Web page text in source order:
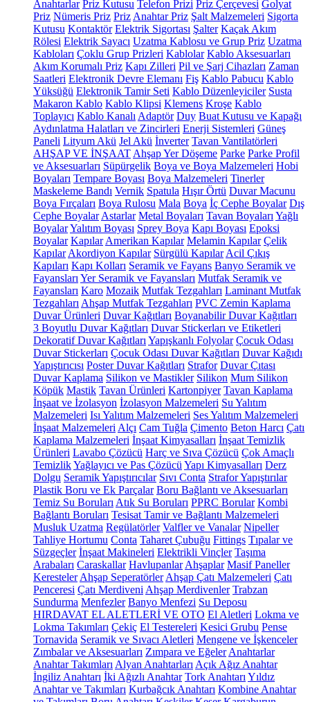
Anahtarlar Priz Kutusu Telefon Prizi Priz Çerçevesi Golyat
Priz Nümeris Priz Priz Anahtar Priz Şalt Malzemeleri Sigorta
Kutusu Kontaktör Elektrik Sigortası Şalter Kaçak Akım
Rölesi Elektrik Sayacı Uzatma Kablosu ve Grup Priz Uzatma
Kabloları Çoklu Grup Prizleri Kablolar Kablo Aksesuarları
Akım Korumalı Priz Kapı Zilleri Pil ve Şarj Cihazları Zaman
Saatleri Elektronik Devre Elemanı Fiş Kablo Pabucu Kablo
Yüksüğü Elektronik Tamir Seti Kablo Düzenleyiciler Susta
Makaron Kablo Kablo Klipsi Klemens Kroşe Kablo
Toplayıcı Kablo Kanalı Adaptör Duy Buat Kutusu ve Kapağı
Aydınlatma Halatları ve Zincirleri Enerji Sistemleri Güneş
Paneli Lityum Akü Jel Akü İnverter Tavan Vantilatörleri
AHŞAP VE İNŞAAT Ahşap Yer Döşeme Parke Parke Profil
ve Aksesuarları Süpürgelik Boya ve Boya Malzemeleri Hobi
Boyaları Tempare Boyası Boya Malzemeleri Tinerler
Maskeleme Bandı Vernik Spatula Hışır Örtü Duvar Macunu
Boya Fırçaları Boya Rulosu Mala Boya İç Cephe Boyalar Dış
Cephe Boyalar Astarlar Metal Boyaları Tavan Boyaları Yağlı
BoyalarYalıtım Boyası Sprey Boya Kapı Boyası Epoksi
Boyalar Kapılar Amerikan Kapılar Melamin Kapılar Çelik
Kapılar Akordiyon Kapılar Sürgülü Kapılar Acil Çıkış
Kapıları Kapı Kolları Seramik ve Fayans Banyo Seramik ve
Fayansları Yer Seramik ve Fayansları Mutfak Seramik ve
Fayansları Karo Mozaik Mutfak Tezgahları Laminant Mutfak
Tezgahları Ahşap Mutfak Tezgahları PVC Zemin Kaplama
Duvar Ürünleri Duvar Kağıtları Boyanabilir Duvar Kağıtları
3 Boyutlu Duvar Kağıtları Duvar Stickerları ve Etiketleri
Dekoratif Duvar Kağıtları Yapışkanlı Folyolar Çocuk Odası
Duvar Stickerları Çocuk Odası Duvar Kağıtları Duvar Kağıdı
Yapıştırıcısı Poster Duvar Kağıtları Strafor Duvar Çıtası
Duvar Kaplama Silikon ve Mastikler Silikon Mum Silikon
Köpük Mastik Tavan Ürünleri Kartonpiyer Tavan Kaplama
İnşaat ve İzolasyon İzolasyon Malzemeleri Su Yalıtım
Malzemeleri Isı Yalıtım Malzemeleri Ses Yalıtım Malzemeleri
İnşaat Malzemeleri Alçı Cam Tuğla Çimento Beton Harcı Çatı
Kaplama Malzemeleri İnşaat Kimyasalları İnşaat Temizlik
Ürünleri Lavabo Çözücü Harç ve Sıva Çözücü Çok Amaçlı
TemizlikYağlayıcı ve Pas Çözücü Yapı Kimyasalları Derz
Dolgu Seramik Yapıştırıcılar Sıvı Conta Strafor Yapıştırılar
Plastik Boru ve Ek Parçalar Boru Bağlantı ve Aksesuarları
Temiz Su Boruları Atık Su Boruları PPRC Borular Kombi
Bağlantı Boruları Tesisat Tamir ve Bağlantı Malzemeleri
Musluk Uzatma Regülatörler Valfler ve Vanalar Nipeller
Tahliye Hortumu Conta Taharet Çubuğu Fittings Tıpalar ve
Süzgeçler İnşaat Makineleri Elektrikli Vinçler Taşıma
Arabaları Caraskallar Havlupanlar Ahşaplar Masif Paneller
Keresteler Ahşap Seperatörler Ahşap Çatı Malzemeleri Çatı
Penceresi Çatı Merdiveni Ahşap Merdivenler Trabzan
Sundurma Menfezler Banyo Menfezi Su Deposu
HIRDAVAT EL ALETLERİ VE OTO El Aletleri Lokma ve
Lokma Takımları Çekiç El Testereleri Kesici Grubu Pense
Tornavida Seramik ve Sıvacı Aletleri Mengene ve İşkenceler
Zımbalar ve Aksesuarları Zımpara ve Eğeler Anahtarlar
Anahtar Takımları Alyan Anahtarları Açık Ağız Anahtar
İngiliz Anahtarı İki Ağızlı Anahtar Tork Anahtarı Yıldız
Anahtar ve Takımları Kurbağcık Anahtarı Kombine Anahtar